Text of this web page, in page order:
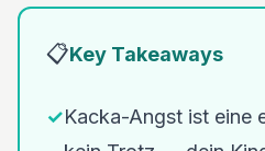
📋Key Takeaways
✓Kacka-Angst ist eine